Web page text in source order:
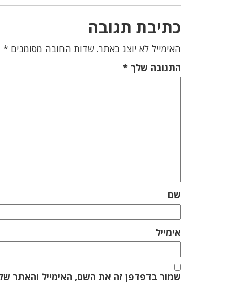
כתיבת תגובה
האימייל לא יוצג באתר. שדות החובה מסומנים *
התגובה שלך*
שם
אימייל
שמור בדפדפן זה את השם, האימייל והאתר